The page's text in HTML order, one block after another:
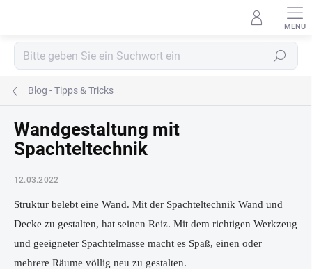
Suchen
Blog - Tipps & Tricks
Wandgestaltung mit
Spachteltechnik
12.03.2022
Struktur belebt eine Wand. Mit der Spachteltechnik Wand und
Decke zu gestalten, hat seinen Reiz. Mit dem richtigen Werkzeug
und geeigneter Spachtelmasse macht es Spaß, einen oder
mehrere Räume völlig neu zu gestalten.